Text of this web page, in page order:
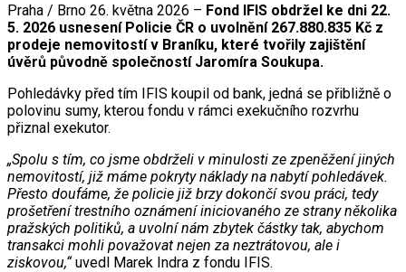
Praha / Brno 26. května 2026 – Fond IFIS obdržel ke dni 22.
5. 2026 usnesení Policie ČR o uvolnění 267.880.835 Kč z
prodeje nemovitostí v Braníku, které tvořily zajištění
úvěrů původně společností Jaromíra Soukupa.
Pohledávky před tím IFIS koupil od bank, jedná se přibližně o
polovinu sumy, kterou fondu v rámci exekučního rozvrhu
přiznal exekutor.
„Spolu s tím, co jsme obdrželi v minulosti ze zpeněžení jiných
nemovitostí, již máme pokryty náklady na nabytí pohledávek.
Přesto doufáme, že policie již brzy dokončí svou práci, tedy
prošetření trestního oznámení iniciovaného ze strany několika
pražských politiků, a uvolní nám zbytek částky tak, abychom
transakci mohli považovat nejen za neztrátovou, ale i
ziskovou,“uvedl Marek Indra z fondu IFIS.